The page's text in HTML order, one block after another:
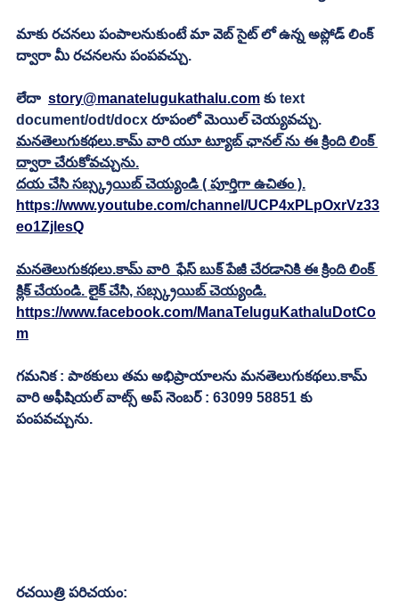
మాకు రచనలు పంపాలనుకుంటే మా వెబ్ సైట్ లో ఉన్న అప్లోడ్ లింక్
ద్వారా మీ రచనలను పంపవచ్చు.
లేదా story@manatelugukathalu.com కు text
document/odt/docx రూపంలో మెయిల్ చెయ్యవచ్చు.
మనతెలుగుకథలు.కామ్ వారి యూ ట్యూబ్ ఛానల్ ను ఈ క్రింది లింక్
ద్వారా చేరుకోవచ్చును.
దయ చేసి సబ్స్క్రయిబ్ చెయ్యండి ( పూర్తిగా ఉచితం ).
https://www.youtube.com/channel/UCP4xPLpOxrVz33
eo1ZjlesQ
మనతెలుగుకథలు.కామ్ వారి  ఫేస్ బుక్ పేజీ చేరడానికి ఈ క్రింది లింక్
క్లిక్ చేయండి. లైక్ చేసి, సబ్స్క్రయిబ్ చెయ్యండి.
https://www.facebook.com/ManaTeluguKathaluDotCo
m
గమనిక : పాఠకులు తమ అభిప్రాయాలను మనతెలుగుకథలు.కామ్
వారి అఫీషియల్ వాట్స్ అప్ నెంబర్ : 63099 58851 కు
పంపవచ్చును.
రచయిత్రి పరిచయం: